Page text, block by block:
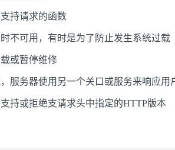
请求的函数
可用，有时是为了防止发生系统过载
暂停维修
务器使用另一个关口或服务来响应用
或拒绝支请求头中指定的HTTP版本